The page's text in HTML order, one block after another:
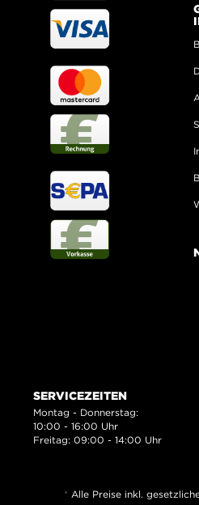
SERVICEZEITEN
Montag - Donnerstag:
10:00 - 16:00 Uhr
Freitag: 09:00 - 14:00 Uhr
* Alle Preise inkl.